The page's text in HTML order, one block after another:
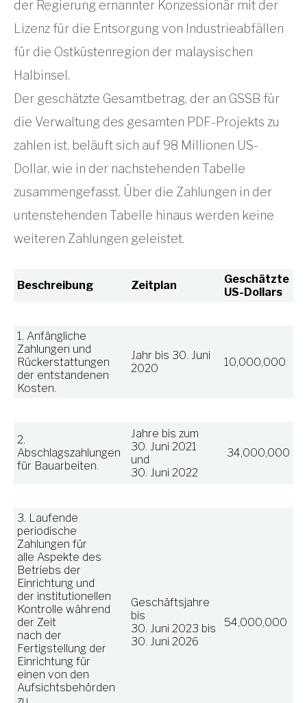
der Regierung ernannter Konzessionär mit der
Lizenz für die Entsorgung von Industrieabfällen
für die Ostküstenregion der malaysischen
Halbinsel.
Der geschätzte Gesamtbetrag, der an GSSB für
die Verwaltung des gesamten PDF-Projekts zu
zahlen ist, beläuft sich auf 98 Millionen US-
Dollar, wie in der nachstehenden Tabelle
zusammengefasst. Über die Zahlungen in der
untenstehenden Tabelle hinaus werden keine
weiteren Zahlungen geleistet.
Beschreibung Zeitplan
Geschätzte
US-Dollars
1. Anfängliche
Zahlungen und
Rückerstattungen
der entstandenen
Kosten.
Jahr bis 30. Juni
2020
10,000,000
2.
Abschlagszahlungen
für Bauarbeiten.
Jahre bis zum
30. Juni 2021
und
30. Juni 2022
34,000,000
3. Laufende
periodische
Zahlungen für
alle Aspekte des
Betriebs der
Einrichtung und
der institutionellen
Kontrolle während
der Zeit
nach der
Fertigstellung der
Einrichtung für
einen von den
Aufsichtsbehörden
Geschäftsjahre
bis
30. Juni 2023 bis
30. Juni 2026
54,000,000